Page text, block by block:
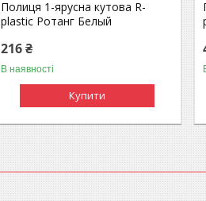
Полиця 1-ярусна кутова R-
plastic Ротанг Белый
216 ₴
В наявності
Купити